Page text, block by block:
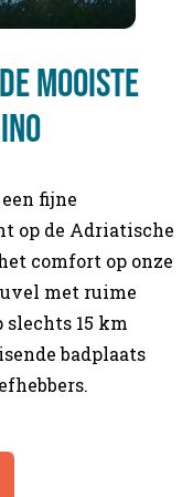
mooiste
fijne
op de Adriatische
comfort op onze
met ruime
slechts 15 km
badplaats